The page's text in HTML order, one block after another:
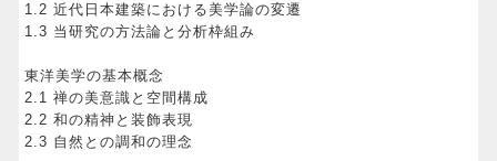
1.2 近代日本建築における美学論の変遷
1.3 当研究の方法論と分析枠組み
東洋美学の基本概念
2.1 禅の美意識と空間構成
2.2 和の精神と装飾表現
2.3 自然との調和の理念